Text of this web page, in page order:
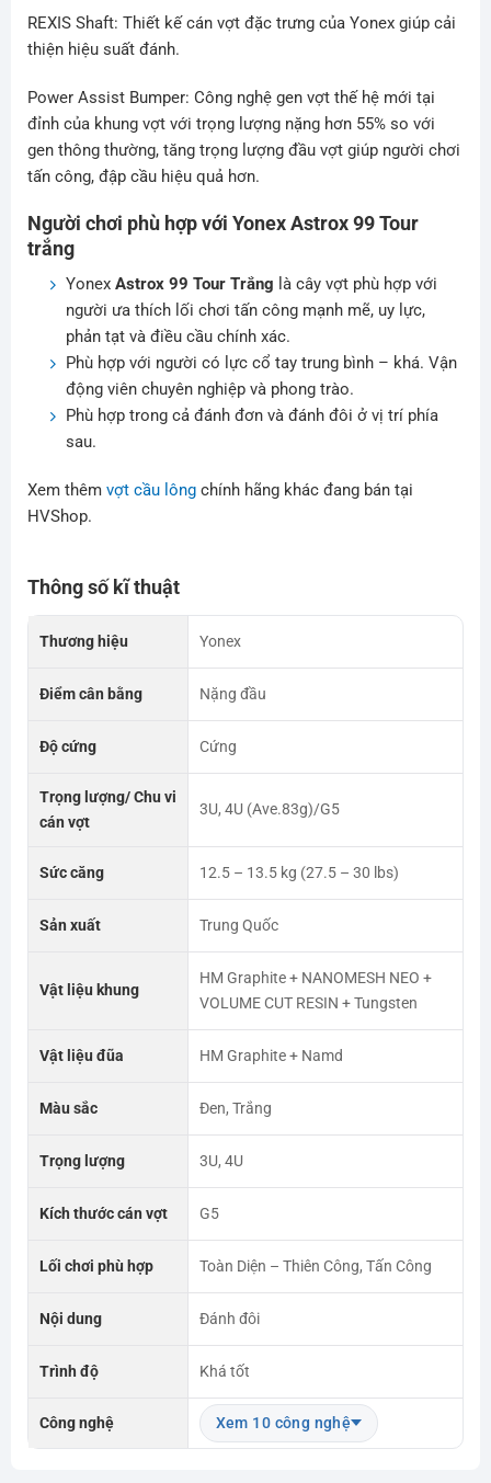
REXIS Shaft: Thiết kế cán vợt đặc trưng của Yonex giúp cải
thiện hiệu suất đánh.
Power Assist Bumper: Công nghệ gen vợt thế hệ mới tại
đỉnh của khung vợt với trọng lượng nặng hơn 55% so với
gen thông thường, tăng trọng lượng đầu vợt giúp người chơi
tấn công, đập cầu hiệu quả hơn.
Người chơi phù hợp với Yonex Astrox 99 Tour
trắng
Yonex Astrox 99 Tour Trắng là cây vợt phù hợp với
người ưa thích lối chơi tấn công mạnh mẽ, uy lực,
phản tạt và điều cầu chính xác.
Phù hợp với người có lực cổ tay trung bình – khá. Vận
động viên chuyên nghiệp và phong trào.
Phù hợp trong cả đánh đơn và đánh đôi ở vị trí phía
sau.
Xem thêm vợt cầu lôngchính hãng khác đang bán tại
HVShop.
Thông số kĩ thuật
Thương hiệu Yonex
Điểm cân bằng Nặng đầu
Độ cứng Cứng
Trọng lượng/ Chu vi
cán vợt
3U, 4U (Ave.83g)/G5
Sức căng 12.5 – 13.5 kg (27.5 – 30 lbs)
Sản xuất Trung Quốc
Vật liệu khung
HM Graphite + NANOMESH NEO +
VOLUME CUT RESIN + Tungsten
Vật liệu đũa HM Graphite + Namd
Màu sắc Đen, Trắng
Trọng lượng 3U, 4U
Kích thước cán vợt G5
Lối chơi phù hợp Toàn Diện – Thiên Công, Tấn Công
Nội dung Đánh đôi
Trình độ Khá tốt
Công nghệ Xem 10 công nghệ